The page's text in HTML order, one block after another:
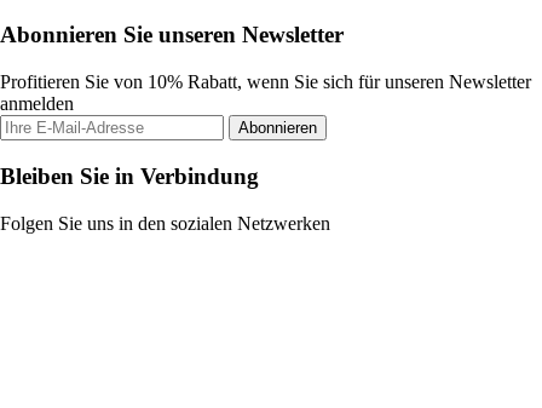
Abonnieren Sie unseren Newsletter
Profitieren Sie von 10% Rabatt, wenn Sie sich für unseren Newsletter
anmelden
Abonnieren
Bleiben Sie in Verbindung
Folgen Sie uns in den sozialen Netzwerken